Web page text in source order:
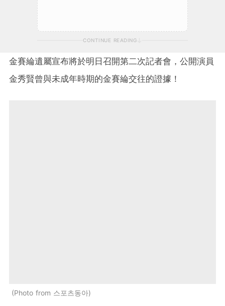
CONTINUE READING
金賽綸遺屬宣布將於明日召開第二次記者會，公開演員
金秀賢曾與未成年時期的金賽綸交往的證據！
Photo from 스포츠동아